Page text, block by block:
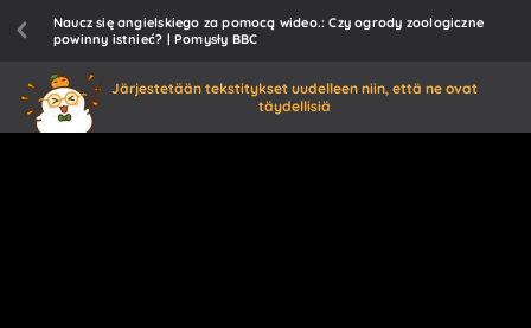
Naucz się angielskiego za pomocą wideo.: Czy ogrody zoologiczne
powinny istnieć? | Pomysły BBC
Järjestetään tekstitykset uudelleen niin, että ne ovat
täydellisiä